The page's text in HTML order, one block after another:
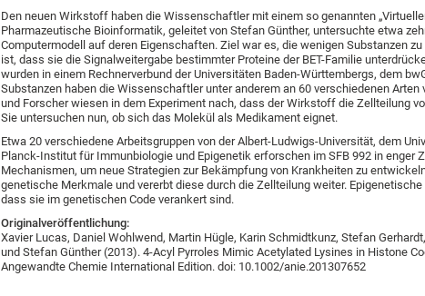
Den neuen Wirkstoff haben die Wissenschaftler mit einem so genannten
Pharmazeutische Bioinformatik, geleitet von Stefan Günther, untersuchte etwa
Computermodell auf deren Eigenschaften. Ziel war es, die wenigen Substanzen
ist, dass sie die Signalweitergabe bestimmter Proteine der BET-Familie
wurden in einem Rechnerverbund der Universitäten Baden-Württembergs, dem
Substanzen haben die Wissenschaftler unter anderem an 60 verschiedenen
und Forscher wiesen in dem Experiment nach, dass der Wirkstoff die Zellteilung
Sie untersuchen nun, ob sich das Molekül als Medikament eignet.
Etwa 20 verschiedene Arbeitsgruppen von der Albert-Ludwigs-Universität, dem
Planck-Institut für Immunbiologie und Epigenetik erforschen im SFB 992 in enger
Mechanismen, um neue Strategien zur Bekämpfung von Krankheiten zu
genetische Merkmale und vererbt diese durch die Zellteilung weiter.
dass sie im genetischen Code verankert sind.
Originalveröffentlichung:
Xavier Lucas, Daniel Wohlwend, Martin Hügle, Karin Schmidtkunz, Stefan
und Stefan Günther (2013). 4-Acyl Pyrroles Mimic Acetylated Lysines in Histone
Angewandte Chemie International Edition. doi: 10.1002/anie.201307652